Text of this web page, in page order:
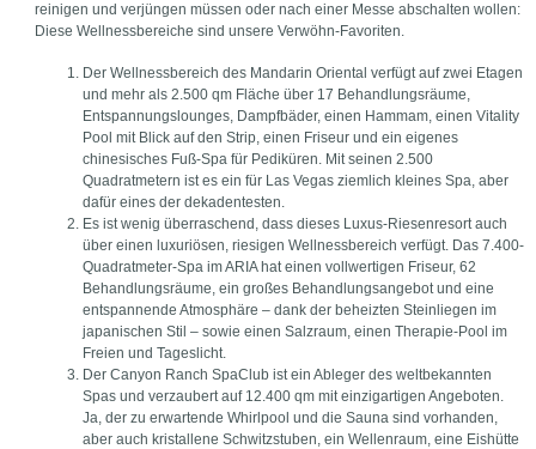
reinigen und verjüngen müssen oder nach einer Messe abschalten wollen:
Diese Wellnessbereiche sind unsere Verwöhn-Favoriten.
Der Wellnessbereich des Mandarin Oriental verfügt auf zwei Etagen
und mehr als 2.500 qm Fläche über 17 Behandlungsräume,
Entspannungslounges, Dampfbäder, einen Hammam, einen Vitality
Pool mit Blick auf den Strip, einen Friseur und ein eigenes
chinesisches Fuß-Spa für Pediküren. Mit seinen 2.500
Quadratmetern ist es ein für Las Vegas ziemlich kleines Spa, aber
dafür eines der dekadentesten.
Es ist wenig überraschend, dass dieses Luxus-Riesenresort auch
über einen luxuriösen, riesigen Wellnessbereich verfügt. Das 7.400-
Quadratmeter-Spa im ARIA hat einen vollwertigen Friseur, 62
Behandlungsräume, ein großes Behandlungsangebot und eine
entspannende Atmosphäre – dank der beheizten Steinliegen im
japanischen Stil – sowie einen Salzraum, einen Therapie-Pool im
Freien und Tageslicht.
Der Canyon Ranch SpaClub ist ein Ableger des weltbekannten
Spas und verzaubert auf 12.400 qm mit einzigartigen Angeboten.
Ja, der zu erwartende Whirlpool und die Sauna sind vorhanden,
aber auch kristallene Schwitzstuben, ein Wellenraum, eine Eishütte